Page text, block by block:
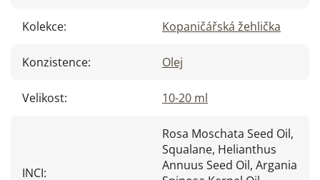
Kolekce: Kopaničářská žehlička
Konzistence: Olej
Velikost: 10-20 ml
INCI:
Rosa Moschata Seed Oil,
Squalane, Helianthus
Annuus Seed Oil, Argania